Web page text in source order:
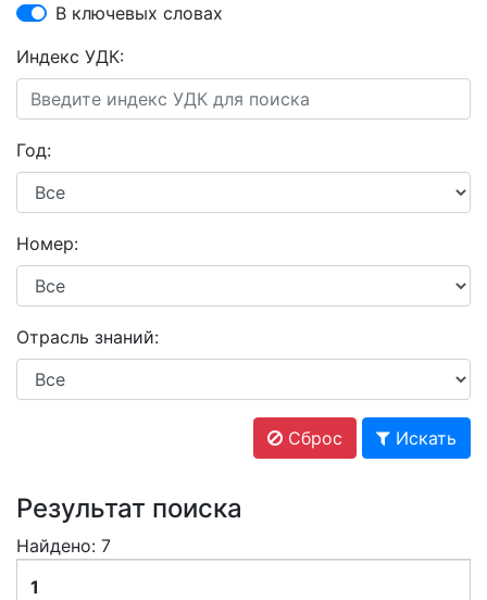
В ключевых словах
Индекс УДК:
Год:
Номер:
Отрасль знаний:
Сброс Искать
Результат поиска
Найдено: 7
1